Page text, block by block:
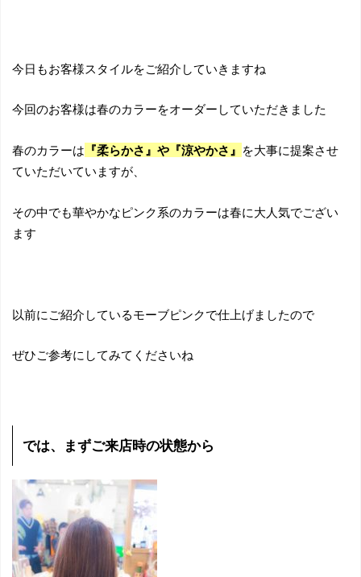
今日もお客様スタイルをご紹介していきますね
今回のお客様は春のカラーをオーダーしていただきました
春のカラーは 『柔らかさ』や『涼やかさ』 を大事に提案させ
ていただいていますが、
その中でも華やかなピンク系のカラーは春に大人気でござい
ます
以前にご紹介しているモーブピンクで仕上げましたので
ぜひご参考にしてみてくださいね
では、まずご来店時の状態から